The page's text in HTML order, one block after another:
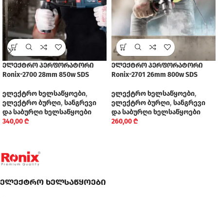
ელექტრო პერფორატორი
Ronix-2700 28mm 850w SDS
ელექტრო ხელსაწყოები,
ელექტრო ბურღი, სანგრევი
და საბურღი ხელსაწყოები
340,00₾
ელექტრო პერფორატორი
Ronix-2701 26mm 800w SDS
ელექტრო ხელსაწყოები,
ელექტრო ბურღი, სანგრევი
და საბურღი ხელსაწყოები
260,00₾
ელექტრო ხელსაწყოები